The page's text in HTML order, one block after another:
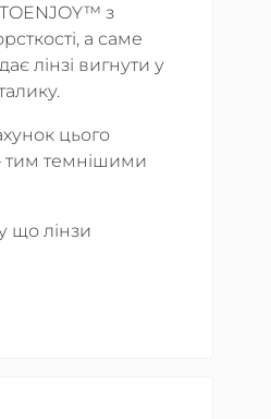
з
а саме
лінзі вигнути у
цього
тим темнішими
що лінзи